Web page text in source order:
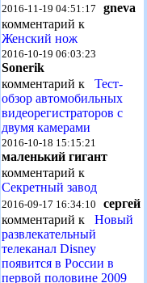
2016-11-19 04:51:17 gneva
комментарий к
Женский нож
2016-10-19 06:03:23
Sonerik
комментарий к Тест-
обзор автомобильных
видеорегистраторов с
двумя камерами
2016-10-18 15:15:21
маленький гигант
комментарий к
Секретный завод
2016-09-17 16:34:10 сергей
комментарий к Новый
развлекательный
телеканал Disney
появится в России в
первой половине 2009